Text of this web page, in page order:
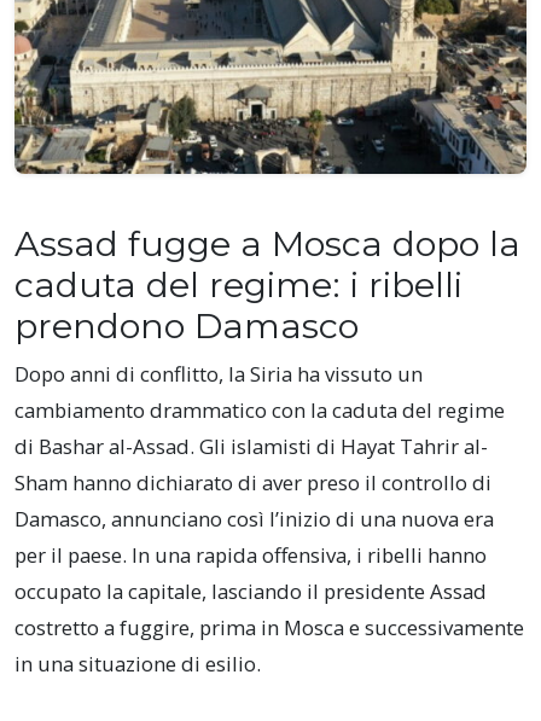
Assad fugge a Mosca dopo la
caduta del regime: i ribelli
prendono Damasco
Dopo anni di conflitto, la Siria ha vissuto un
cambiamento drammatico con la caduta del regime
di Bashar al-Assad. Gli islamisti di Hayat Tahrir al-
Sham hanno dichiarato di aver preso il controllo di
Damasco, annunciano così l’inizio di una nuova era
per il paese. In una rapida offensiva, i ribelli hanno
occupato la capitale, lasciando il presidente Assad
costretto a fuggire, prima in Mosca e successivamente
in una situazione di esilio.